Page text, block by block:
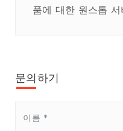
품에 대한 원스톱
문의하기